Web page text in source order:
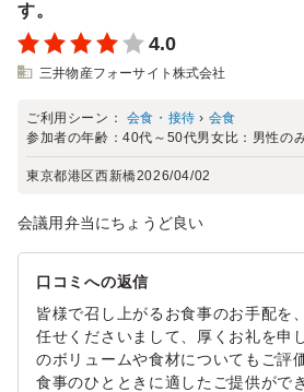
す。
4.0
三井物産フォーサイト株式会社
ご利用シーン： 会食・接待 › 会食
参加者の年齢：40代～50代男女比： 男性の
東京都港区西新橋2026/04/02
会議用弁当にちょうど良い
口コミへの返信
皆様で召し上がるお食事のお手配を
任せくださいまして、厚くお礼を申
のボリュームや食材についてもご評
食事のひとときに適したご提供がで